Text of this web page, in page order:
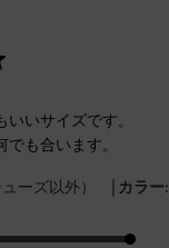
いサイズです。
も合います。
ーズ以外） | カラー: